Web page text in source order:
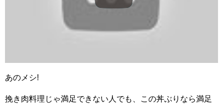
あのメシ!
挽き肉料理じゃ満足できない人でも、この丼ぶりなら満足